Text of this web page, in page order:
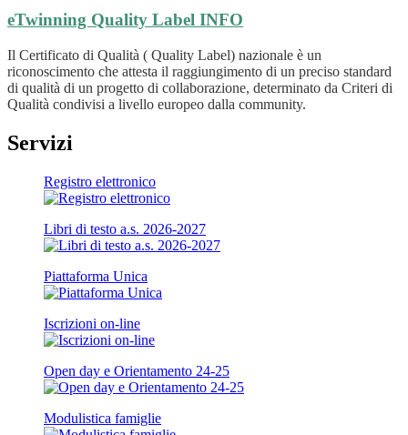
eTwinning Quality Label INFO
Il Certificato di Qualità ( Quality Label) nazionale è un
riconoscimento che attesta il raggiungimento di un preciso standard
di qualità di un progetto di collaborazione, determinato da Criteri di
Qualità condivisi a livello europeo dalla community.
Servizi
Registro elettronico
Libri di testo a.s. 2026-2027
Piattaforma Unica
Iscrizioni on-line
Open day e Orientamento 24-25
Modulistica famiglie